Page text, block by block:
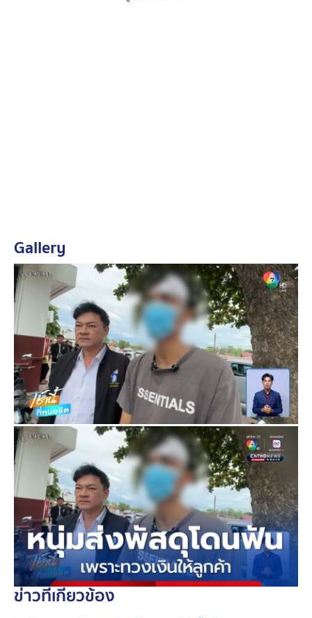
เกลี่ย หากไม่สามารถไกล่เกลี่ยกันได้ ตำรวจเตรียมแจ้ง
ข้อหาทำร้ายร่างกายต่อไป
Gallery
ข่าวที่เกี่ยวข้อง